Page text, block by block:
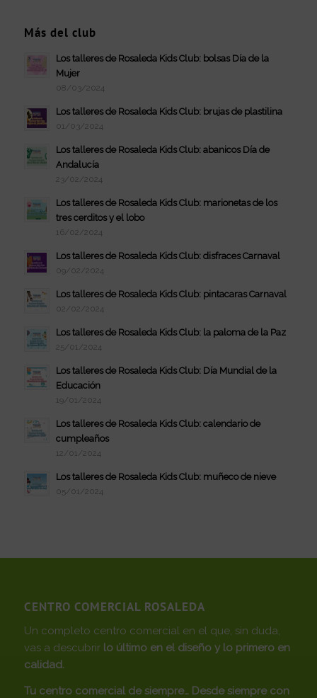
Más del club
Los talleres de Rosaleda Kids Club: bolsas Día de la
Mujer
08/03/2024
Los talleres de Rosaleda Kids Club: brujas de plastilina
01/03/2024
Los talleres de Rosaleda Kids Club: abanicos Día de
Andalucía
23/02/2024
Los talleres de Rosaleda Kids Club: marionetas de los
tres cerditos y el lobo
16/02/2024
Los talleres de Rosaleda Kids Club: disfraces Carnaval
09/02/2024
Los talleres de Rosaleda Kids Club: pintacaras Carnaval
02/02/2024
Los talleres de Rosaleda Kids Club: la paloma de la Paz
25/01/2024
Los talleres de Rosaleda Kids Club: Día Mundial de la
Educación
19/01/2024
Los talleres de Rosaleda Kids Club: calendario de
cumpleaños
12/01/2024
Los talleres de Rosaleda Kids Club: muñeco de nieve
05/01/2024
CENTRO COMERCIAL ROSALEDA
Un completo centro comercial en el que, sin duda,
vas a descubrir lo último en el diseño y lo primero en
calidad.
Tu centro comercial de siempre… Desde siempre con